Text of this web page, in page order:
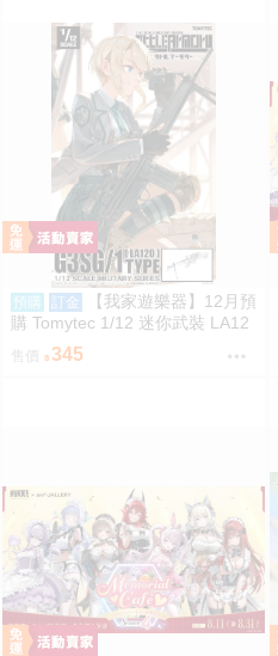
預購 訂金
【我家遊樂器】12月預
購 Tomytec 1/12 迷你武裝 LA12
0 G3SG/1 TYPE
售價 345